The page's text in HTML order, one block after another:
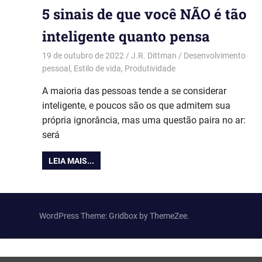
5 sinais de que você NÃO é tão
inteligente quanto pensa
19 de outubro de 2022 J.R. Dittman
Desenvolvimento
pessoal , Estilo de vida, Produtividade
A maioria das pessoas tende a se considerar
inteligente, e poucos são os que admitem sua
própria ignorância, mas uma questão paira no ar:
será
LEIA MAIS...
WordPress Theme: Gridbox by ThemeZee.